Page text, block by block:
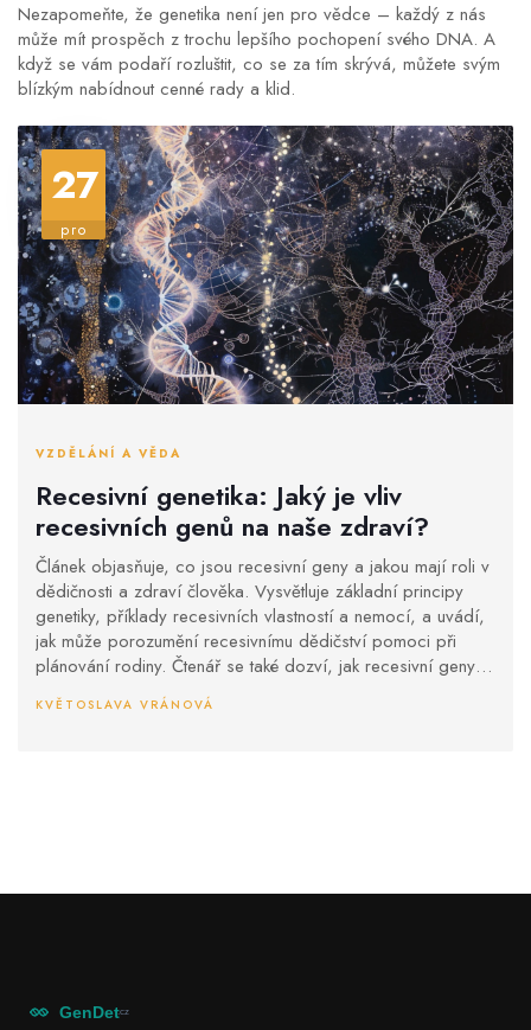
Nezapomeňte, že genetika není jen pro vědce – každý z nás
může mít prospěch z trochu lepšího pochopení svého DNA. A
když se vám podaří rozluštit, co se za tím skrývá, můžete svým
blízkým nabídnout cenné rady a klid.
27
pro
VZDĚLÁNÍ A VĚDA
Recesivní genetika: Jaký je vliv
recesivních genů na naše zdraví?
Článek objasňuje, co jsou recesivní geny a jakou mají roli v
dědičnosti a zdraví člověka. Vysvětluje základní principy
genetiky, příklady recesivních vlastností a nemocí, a uvádí,
jak může porozumění recesivnímu dědičství pomoci při
plánování rodiny. Čtenář se také dozví, jak recesivní geny
interagují s dominantními geny a jaké možnosti genetického
poradenství existují.
KVĚTOSLAVA VRÁNOVÁ